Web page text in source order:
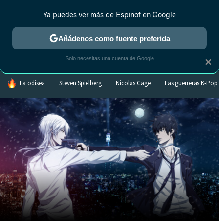
ESTRENOS REALITY ANIME RANKINGS CINE
HOY SE HABLA DE
La odisea Steven Spielberg Nicolas Cage Las guerreras K-Pop
×
Ya puedes ver más de Espinof en Google
Añádenos como fuente preferida
Solo necesitas una cuenta de Google